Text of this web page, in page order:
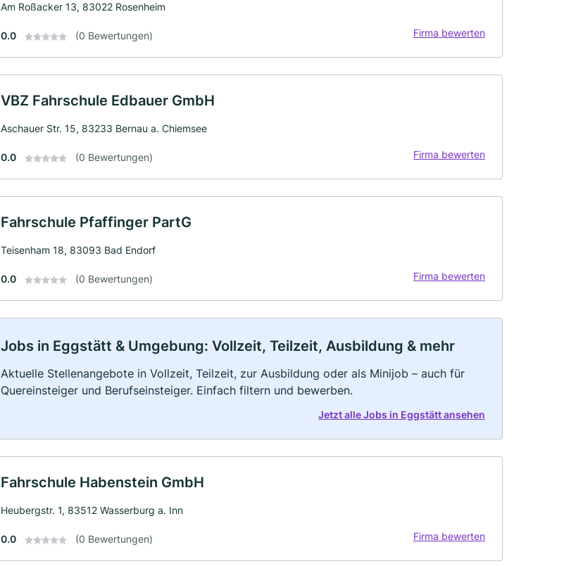
Am Roßacker 13, 83022 Rosenheim
0.0 (0 Bewertungen) Firma bewerten
VBZ Fahrschule Edbauer GmbH
Aschauer Str. 15, 83233 Bernau a. Chiemsee
0.0 (0 Bewertungen) Firma bewerten
Fahrschule Pfaffinger PartG
Teisenham 18, 83093 Bad Endorf
0.0 (0 Bewertungen) Firma bewerten
Jobs in Eggstätt & Umgebung: Vollzeit, Teilzeit, Ausbildung & mehr
Aktuelle Stellenangebote in Vollzeit, Teilzeit, zur Ausbildung oder als Minijob – auch für
Quereinsteiger und Berufseinsteiger. Einfach filtern und bewerben.
Jetzt alle Jobs in Eggstätt ansehen
Fahrschule Habenstein GmbH
Heubergstr. 1, 83512 Wasserburg a. Inn
0.0 (0 Bewertungen) Firma bewerten